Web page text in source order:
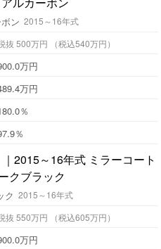
ン 2015～16年式
税抜 500万円 （税込540万円）
万円
万円
％
％
ク 2015～16年式
税抜 550万円 （税込605万円）
万円